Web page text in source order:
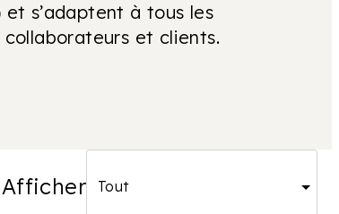
et s’adaptent à tous les
et clients.
Afficher Tout